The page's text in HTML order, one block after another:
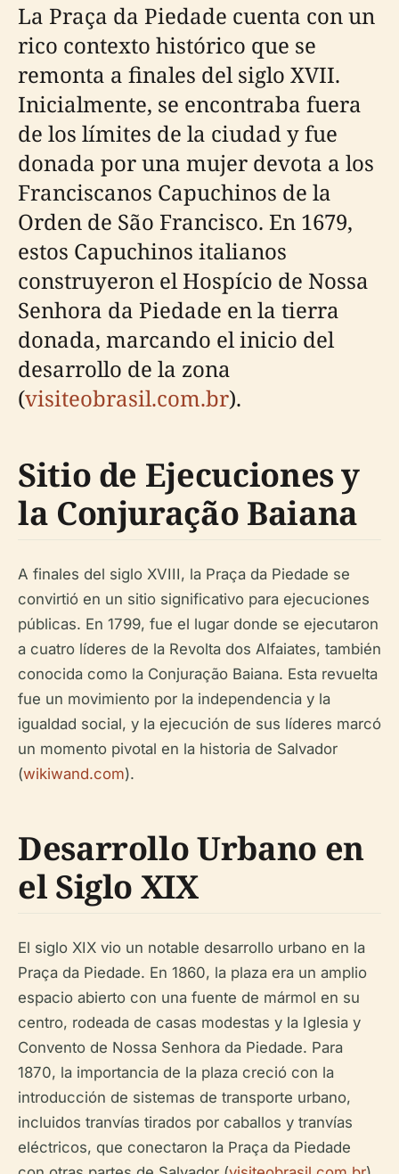
La Praça da Piedade cuenta con un
rico contexto histórico que se
remonta a finales del siglo XVII.
Inicialmente, se encontraba fuera
de los límites de la ciudad y fue
donada por una mujer devota a los
Franciscanos Capuchinos de la
Orden de São Francisco. En 1679,
estos Capuchinos italianos
construyeron el Hospício de Nossa
Senhora da Piedade en la tierra
donada, marcando el inicio del
desarrollo de la zona
(visiteobrasil.com.br).
Sitio de Ejecuciones y
la Conjuração Baiana
A finales del siglo XVIII, la Praça da Piedade se
convirtió en un sitio significativo para ejecuciones
públicas. En 1799, fue el lugar donde se ejecutaron
a cuatro líderes de la Revolta dos Alfaiates, también
conocida como la Conjuração Baiana. Esta revuelta
fue un movimiento por la independencia y la
igualdad social, y la ejecución de sus líderes marcó
un momento pivotal en la historia de Salvador
(wikiwand.com).
Desarrollo Urbano en
el Siglo XIX
El siglo XIX vio un notable desarrollo urbano en la
Praça da Piedade. En 1860, la plaza era un amplio
espacio abierto con una fuente de mármol en su
centro, rodeada de casas modestas y la Iglesia y
Convento de Nossa Senhora da Piedade. Para
1870, la importancia de la plaza creció con la
introducción de sistemas de transporte urbano,
incluidos tranvías tirados por caballos y tranvías
eléctricos, que conectaron la Praça da Piedade